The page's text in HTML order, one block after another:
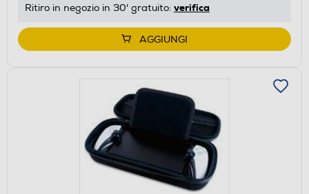
Ritiro in negozio in 30' gratuito: verifica
AGGIUNGI